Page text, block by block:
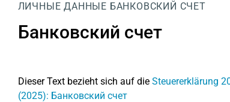
ЛИЧНЫЕ ДАННЫЕ БАНКОВСКИЙ СЧЕТ
Банковский счет
Dieser Text bezieht sich auf die Steuererklärung
(2025): Банковский счет